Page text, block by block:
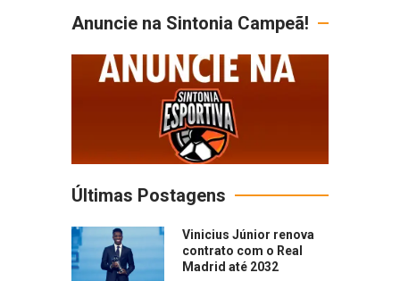
Anuncie na Sintonia Campeã!
Últimas Postagens
Vinicius Júnior renova
contrato com o Real
Madrid até 2032